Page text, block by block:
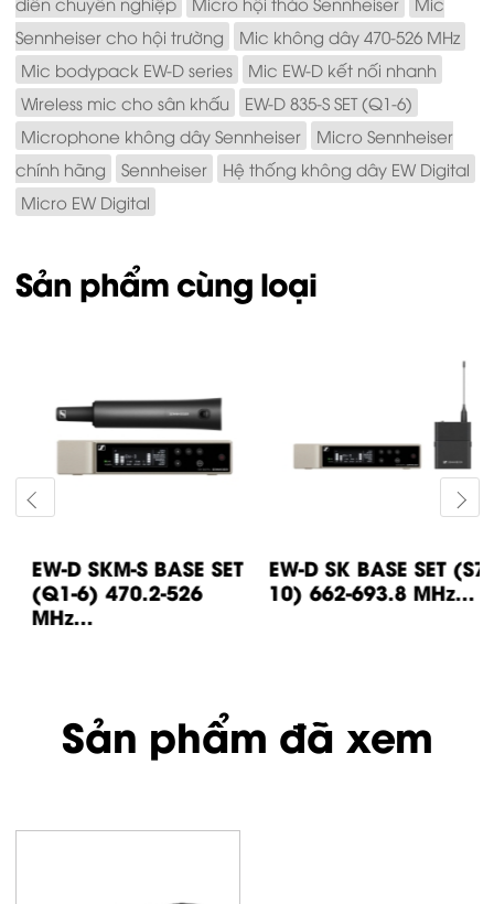
Sennheiser cho hội trường
Mic không dây 470-526 MHz
Mic bodypack EW-D series
Mic EW-D kết nối nhanh
Wireless mic cho sân khấu
EW-D 835-S SET (Q1-6)
Microphone không dây Sennheiser
Micro Sennheiser
chính hãng
Sennheiser
Hệ thống không dây EW Digital
Micro EW Digital
Sản phẩm cùng loại
(Q1-6) 470.2-526
MHz...
10) 662-693.8 MHz...
Sản phẩm đã xem